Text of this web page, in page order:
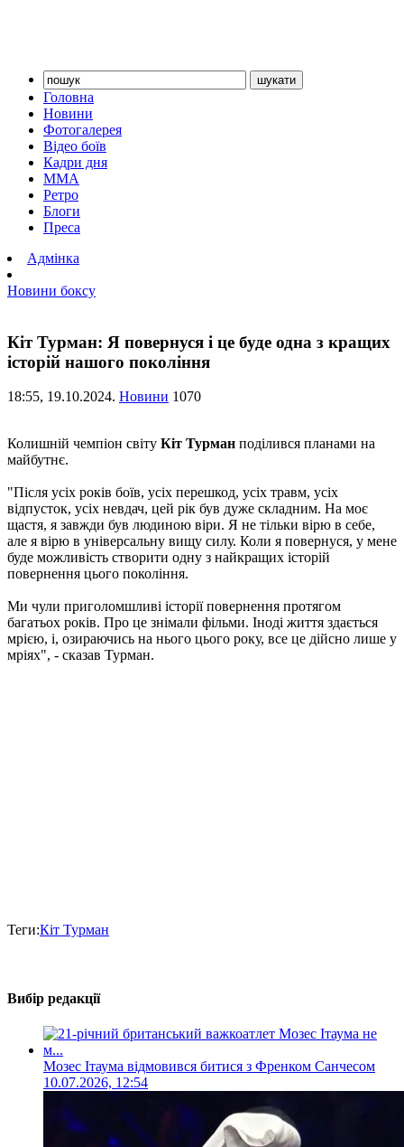
Головна
Новини
Фотогалерея
Відео боїв
Кадри дня
ММА
Ретро
Блоги
Преса
Адмінка
Новини боксу
Кіт Турман: Я повернуся і це буде одна з кращих
історій нашого покоління
18:55, 19.10.2024. Новини 1070
Колишній чемпіон світу Кіт Турман поділився планами на
майбутнє.
"Після усіх років боїв, усіх перешкод, усіх травм, усіх
відпусток, усіх невдач, цей рік був дуже складним. На моє
щастя, я завжди був людиною віри. Я не тільки вірю в себе,
але я вірю в універсальну вищу силу. Коли я повернуся, у мене
буде можливість створити одну з найкращих історій
повернення цього покоління.
Ми чули приголомшливі історії повернення протягом
багатьох років. Про це знімали фільми. Іноді життя здається
мрією, і, озираючись на нього цього року, все це дійсно лише у
мріях", - сказав Турман.
Теги:Кіт Турман
Вибір редакції
Мозес Ітаума відмовився битися з Френком Санчесом
10.07.2026, 12:54